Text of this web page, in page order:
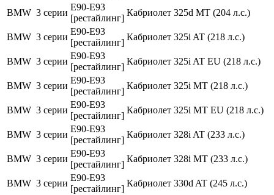
BMW 3 серии
E90-E93
[рестайлинг]
Кабриолет 325d MT (204 л.с.)
BMW 3 серии
E90-E93
[рестайлинг]
Кабриолет 325i AT (218 л.с.)
BMW 3 серии
E90-E93
[рестайлинг]
Кабриолет 325i AT EU (218 л.с.)
BMW 3 серии
E90-E93
[рестайлинг]
Кабриолет 325i MT (218 л.с.)
BMW 3 серии
E90-E93
[рестайлинг]
Кабриолет 325i MT EU (218 л.с.)
BMW 3 серии
E90-E93
[рестайлинг]
Кабриолет 328i AT (233 л.с.)
BMW 3 серии
E90-E93
[рестайлинг]
Кабриолет 328i MT (233 л.с.)
BMW 3 серии
E90-E93
[рестайлинг]
Кабриолет 330d AT (245 л.с.)